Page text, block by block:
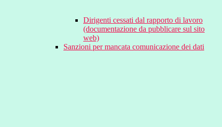
Dirigenti cessati dal rapporto di lavoro
(documentazione da pubblicare sul sito
web)
Sanzioni per mancata comunicazione dei dati